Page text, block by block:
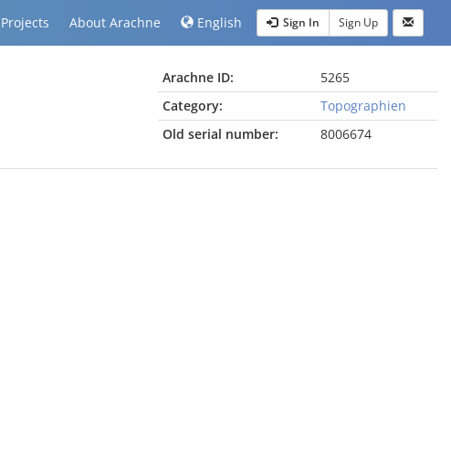
Projects About Arachne English Sign In Sign Up
Arachne ID:
5265
Category:
Topographien
Old serial number:
8006674